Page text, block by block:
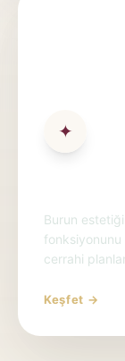
✦
Burun
cerrahi
Keşfet →